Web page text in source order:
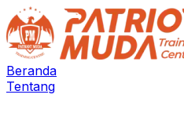
Beranda
Tentang